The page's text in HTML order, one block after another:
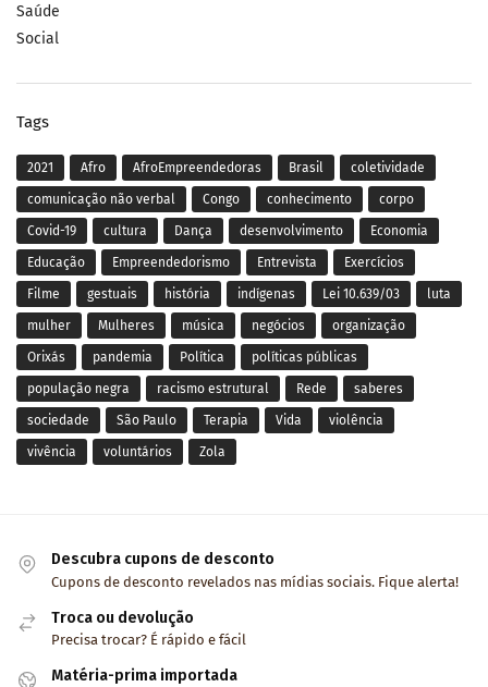
Saúde
Social
Tags
2021 Afro AfroEmpreendedoras Brasil coletividade
comunicação não verbal Congo conhecimento corpo
Covid-19 cultura Dança desenvolvimento Economia
Educação Empreendedorismo Entrevista Exercícios
Filme gestuais história indígenas Lei 10.639/03 luta
mulher Mulheres música negócios organização
Orixás pandemia Política políticas públicas
população negra racismo estrutural Rede saberes
sociedade São Paulo Terapia Vida violência
vivência voluntários Zola
Descubra cupons de desconto
Cupons de desconto revelados nas mídias sociais. Fique alerta!
Troca ou devolução
Precisa trocar? É rápido e fácil
Matéria-prima importada